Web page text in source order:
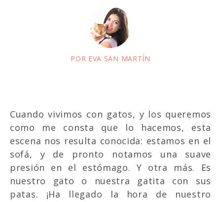
POR EVA SAN MARTÍN
Cuando vivimos con gatos, y los queremos
como me consta que lo hacemos, esta
escena nos resulta conocida: estamos en el
sofá, y de pronto notamos una suave
presión en el estómago. Y otra más. Es
nuestro gato o nuestra gatita con sus
patas. ¡Ha llegado la hora de nuestro